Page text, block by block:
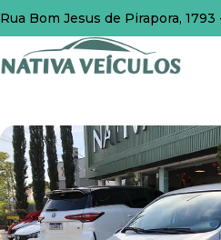
Rua Bom Jesus de Pirapora,